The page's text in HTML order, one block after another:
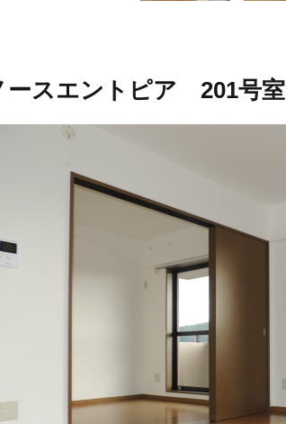
ースエントピア 201号室